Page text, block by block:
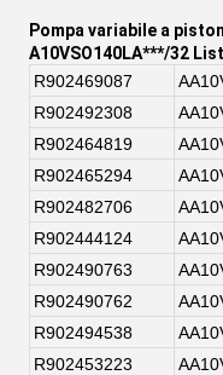
Pompa variabile a
A10VSO140LA***/32
R902469087
R902492308
R902464819
R902465294
R902482706
R902444124
R902490763
R902490762
R902494538
R902453223